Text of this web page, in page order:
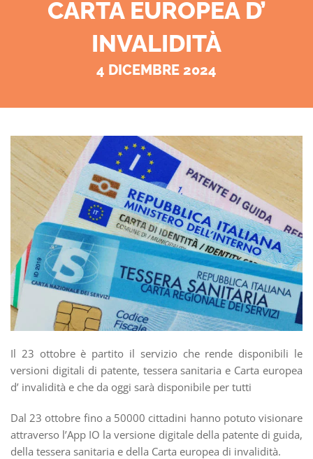
CARTA EUROPEA D’
INVALIDITÀ
4 DICEMBRE 2024
Il 23 ottobre è partito il servizio che rende disponibili le
versioni digitali di patente, tessera sanitaria e Carta europea
d’ invalidità e che da oggi sarà disponibile per tutti
Dal 23 ottobre fino a 50000 cittadini hanno potuto visionare
attraverso l’App IO la versione digitale della patente di guida,
della tessera sanitaria e della Carta europea di invalidità.